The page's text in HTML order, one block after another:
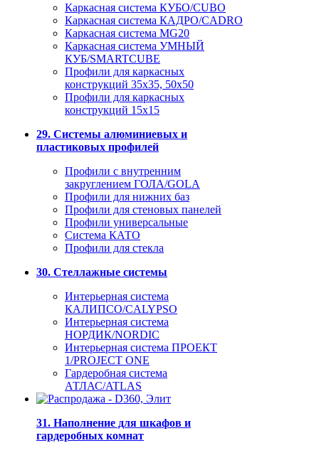
Каркасная система КУБО/CUBO
Каркасная система КАДРО/CADRO
Каркасная система MG20
Каркасная система УМНЫЙ
КУБ/SMARTCUBE
Профили для каркасных
конструкций 35x35, 50x50
Профили для каркасных
конструкций 15х15
29. Системы алюминиевых и
пластиковых профилей
Профили с внутренним
закруглением ГОЛА/GOLA
Профили для нижних баз
Профили для стеновых панелей
Профили универсальные
Система КАТО
Профили для стекла
30. Стеллажные системы
Интерьерная система
КАЛИПСО/CALYPSO
Интерьерная система
НОРДИК/NORDIC
Интерьерная система ПРОЕКТ
1/PROJECT ONE
Гардеробная система
АТЛАС/ATLAS
31. Наполнение для шкафов и
гардеробных комнат